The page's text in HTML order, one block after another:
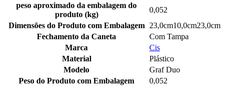
peso aproximado da embalagem do
produto (kg)
0,052
Dimensões do Produto com Embalagem
23,0cm10,0cm23,0cm
Fechamento da Caneta
Com Tampa
Marca
Cis
Material
Plástico
Modelo
Graf Duo
Peso do Produto com Embalagem
0,052